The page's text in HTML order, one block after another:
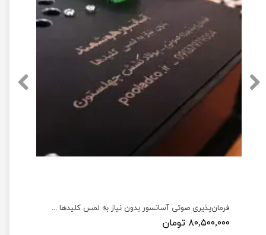
فرمان‌پذیری صوتی آسانسور بدون نیاز به لمس کلیدها جهت پیشگیری از بیماری‌ها و کمک به افراد توانخواه
۸۰,۵۰۰,۰۰۰ تومان